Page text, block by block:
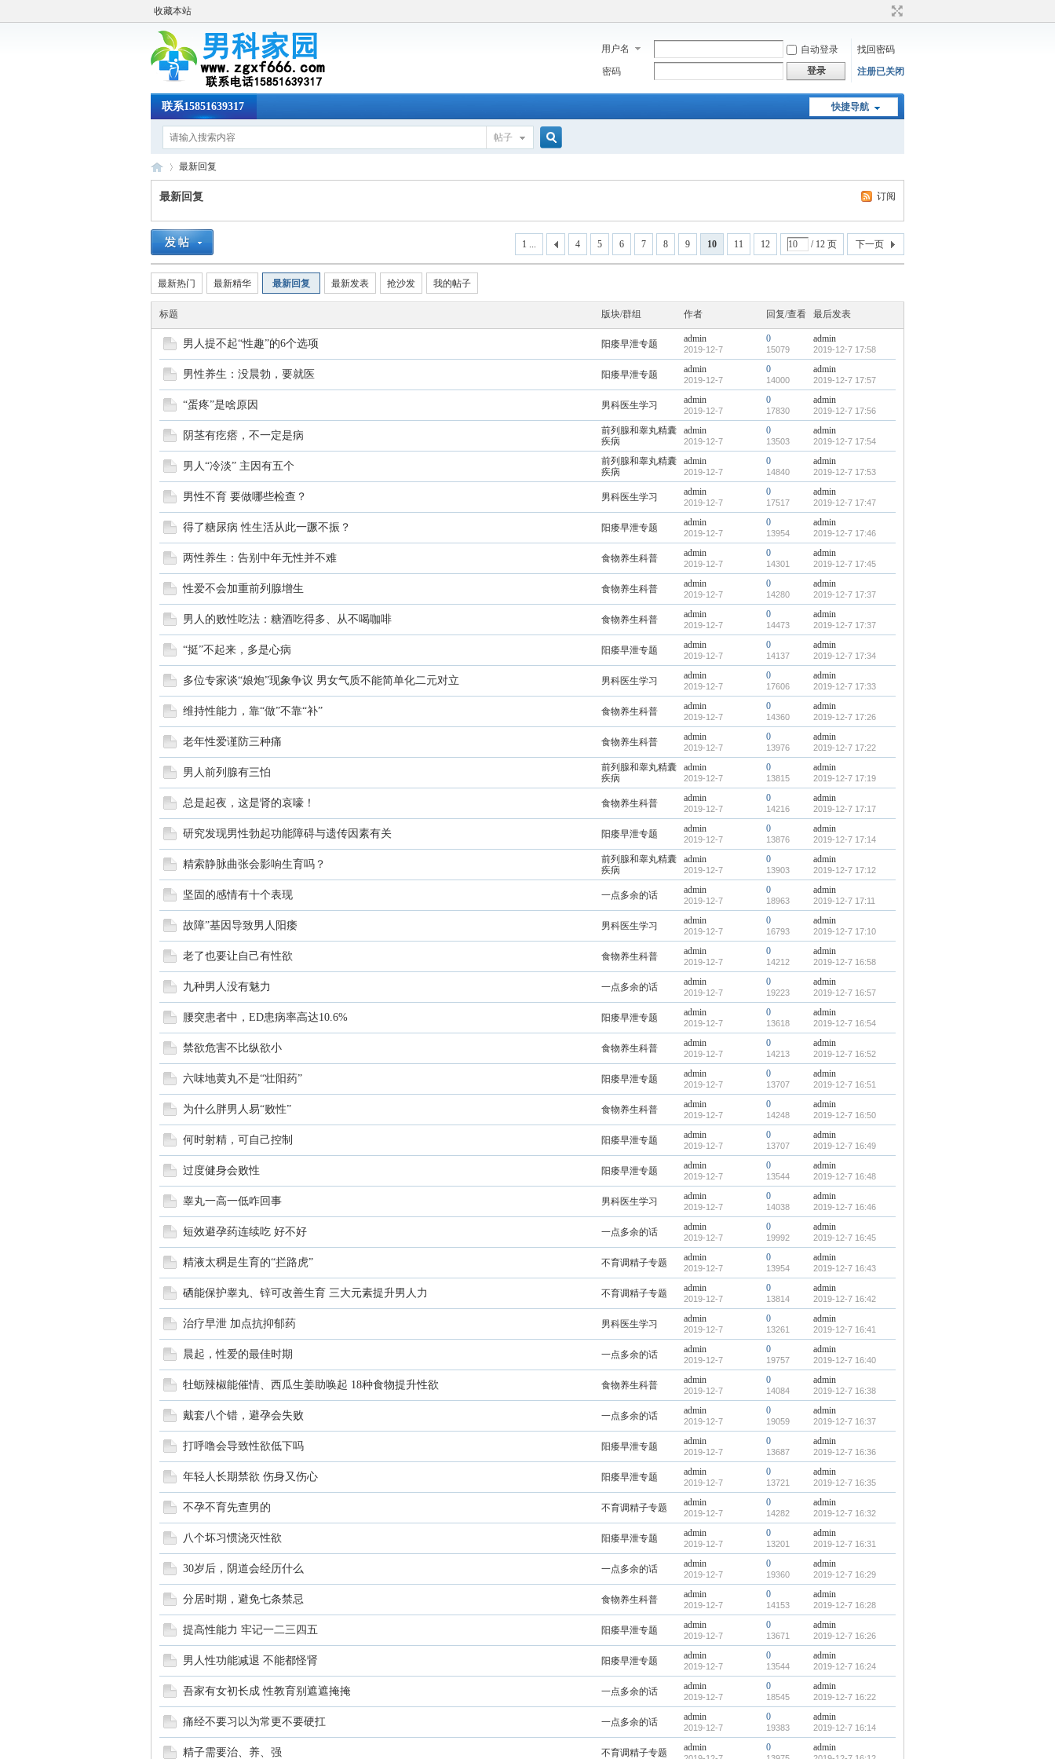
收藏本站
用户名 自动登录
找回密码
密码
登录 注册已关闭
快捷导航
联系15851639317
帖子
男
科
›
最新回复
订阅
最新回复
1 ... 4 5 6 7 8 9 10 11 12 / 12 页 下一页
最新热门 最新精华 最新回复 最新发表 抢沙发 我的帖子
标题 版块/群组 作者 回复/查看 最后发表
男人提不起“性趣”的6个选项 阳痿早泄专题 admin
2019-12-7
0
15079
admin
2019-12-7 17:58
男性养生：没晨勃，要就医 阳痿早泄专题 admin
2019-12-7
0
14000
admin
2019-12-7 17:57
“蛋疼”是啥原因 男科医生学习 admin
2019-12-7
0
17830
admin
2019-12-7 17:56
阴茎有疙瘩，不一定是病
前列腺和睾丸精囊
疾病
admin
2019-12-7
0
13503
admin
2019-12-7 17:54
男人“冷淡” 主因有五个
前列腺和睾丸精囊
疾病
admin
2019-12-7
0
14840
admin
2019-12-7 17:53
男性不育 要做哪些检查？ 男科医生学习 admin
2019-12-7
0
17517
admin
2019-12-7 17:47
得了糖尿病 性生活从此一蹶不振？ 阳痿早泄专题 admin
2019-12-7
0
13954
admin
2019-12-7 17:46
两性养生：告别中年无性并不难 食物养生科普 admin
2019-12-7
0
14301
admin
2019-12-7 17:45
性爱不会加重前列腺增生 食物养生科普 admin
2019-12-7
0
14280
admin
2019-12-7 17:37
男人的败性吃法：糖酒吃得多、从不喝咖啡 食物养生科普 admin
2019-12-7
0
14473
admin
2019-12-7 17:37
“挺”不起来，多是心病 阳痿早泄专题 admin
2019-12-7
0
14137
admin
2019-12-7 17:34
多位专家谈“娘炮”现象争议 男女气质不能简单化二元对立 男科医生学习 admin
2019-12-7
0
17606
admin
2019-12-7 17:33
维持性能力，靠“做”不靠“补” 食物养生科普 admin
2019-12-7
0
14360
admin
2019-12-7 17:26
老年性爱谨防三种痛 食物养生科普 admin
2019-12-7
0
13976
admin
2019-12-7 17:22
男人前列腺有三怕
前列腺和睾丸精囊
疾病
admin
2019-12-7
0
13815
admin
2019-12-7 17:19
总是起夜，这是肾的哀嚎！ 食物养生科普 admin
2019-12-7
0
14216
admin
2019-12-7 17:17
研究发现男性勃起功能障碍与遗传因素有关 阳痿早泄专题 admin
2019-12-7
0
13876
admin
2019-12-7 17:14
精索静脉曲张会影响生育吗？
前列腺和睾丸精囊
疾病
admin
2019-12-7
0
13903
admin
2019-12-7 17:12
坚固的感情有十个表现 一点多余的话 admin
2019-12-7
0
18963
admin
2019-12-7 17:11
故障”基因导致男人阳痿 男科医生学习 admin
2019-12-7
0
16793
admin
2019-12-7 17:10
老了也要让自己有性欲 食物养生科普 admin
2019-12-7
0
14212
admin
2019-12-7 16:58
九种男人没有魅力 一点多余的话 admin
2019-12-7
0
19223
admin
2019-12-7 16:57
腰突患者中，ED患病率高达10.6% 阳痿早泄专题 admin
2019-12-7
0
13618
admin
2019-12-7 16:54
禁欲危害不比纵欲小 食物养生科普 admin
2019-12-7
0
14213
admin
2019-12-7 16:52
六味地黄丸不是“壮阳药” 阳痿早泄专题 admin
2019-12-7
0
13707
admin
2019-12-7 16:51
为什么胖男人易“败性” 食物养生科普 admin
2019-12-7
0
14248
admin
2019-12-7 16:50
何时射精，可自己控制 阳痿早泄专题 admin
2019-12-7
0
13707
admin
2019-12-7 16:49
过度健身会败性 阳痿早泄专题 admin
2019-12-7
0
13544
admin
2019-12-7 16:48
睾丸一高一低咋回事 男科医生学习 admin
2019-12-7
0
14038
admin
2019-12-7 16:46
短效避孕药连续吃 好不好 一点多余的话 admin
2019-12-7
0
19992
admin
2019-12-7 16:45
精液太稠是生育的“拦路虎” 不育调精子专题 admin
2019-12-7
0
13954
admin
2019-12-7 16:43
硒能保护睾丸、锌可改善生育 三大元素提升男人力 不育调精子专题 admin
2019-12-7
0
13814
admin
2019-12-7 16:42
治疗早泄 加点抗抑郁药 男科医生学习 admin
2019-12-7
0
13261
admin
2019-12-7 16:41
晨起，性爱的最佳时期 一点多余的话 admin
2019-12-7
0
19757
admin
2019-12-7 16:40
牡蛎辣椒能催情、西瓜生姜助唤起 18种食物提升性欲 食物养生科普 admin
2019-12-7
0
14084
admin
2019-12-7 16:38
戴套八个错，避孕会失败 一点多余的话 admin
2019-12-7
0
19059
admin
2019-12-7 16:37
打呼噜会导致性欲低下吗 阳痿早泄专题 admin
2019-12-7
0
13687
admin
2019-12-7 16:36
年轻人长期禁欲 伤身又伤心 阳痿早泄专题 admin
2019-12-7
0
13721
admin
2019-12-7 16:35
不孕不育先查男的 不育调精子专题 admin
2019-12-7
0
14282
admin
2019-12-7 16:32
八个坏习惯浇灭性欲 阳痿早泄专题 admin
2019-12-7
0
13201
admin
2019-12-7 16:31
30岁后，阴道会经历什么 一点多余的话 admin
2019-12-7
0
19360
admin
2019-12-7 16:29
分居时期，避免七条禁忌 食物养生科普 admin
2019-12-7
0
14153
admin
2019-12-7 16:28
提高性能力 牢记一二三四五 阳痿早泄专题 admin
2019-12-7
0
13671
admin
2019-12-7 16:26
男人性功能减退 不能都怪肾 阳痿早泄专题 admin
2019-12-7
0
13544
admin
2019-12-7 16:24
吾家有女初长成 性教育别遮遮掩掩 一点多余的话 admin
2019-12-7
0
18545
admin
2019-12-7 16:22
痛经不要习以为常更不要硬扛 一点多余的话 admin
2019-12-7
0
19383
admin
2019-12-7 16:14
精子需要治、养、强 不育调精子专题 admin 0 admin